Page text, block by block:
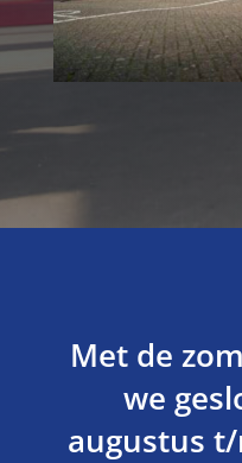
Met de
we
augustus